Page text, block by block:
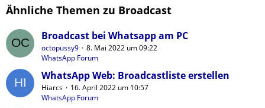
Ähnliche Themen zu Broadcast
Broadcast bei Whatsapp am PC
octopussy9
8. Mai 2022 um 09:22
WhatsApp Forum
WhatsApp Web: Broadcastliste erstellen
Hiarcs
16. April 2022 um 10:57
WhatsApp Forum